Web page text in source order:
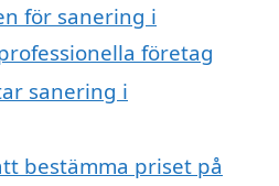
för sanering i
företag
sanering i
bestämma priset på